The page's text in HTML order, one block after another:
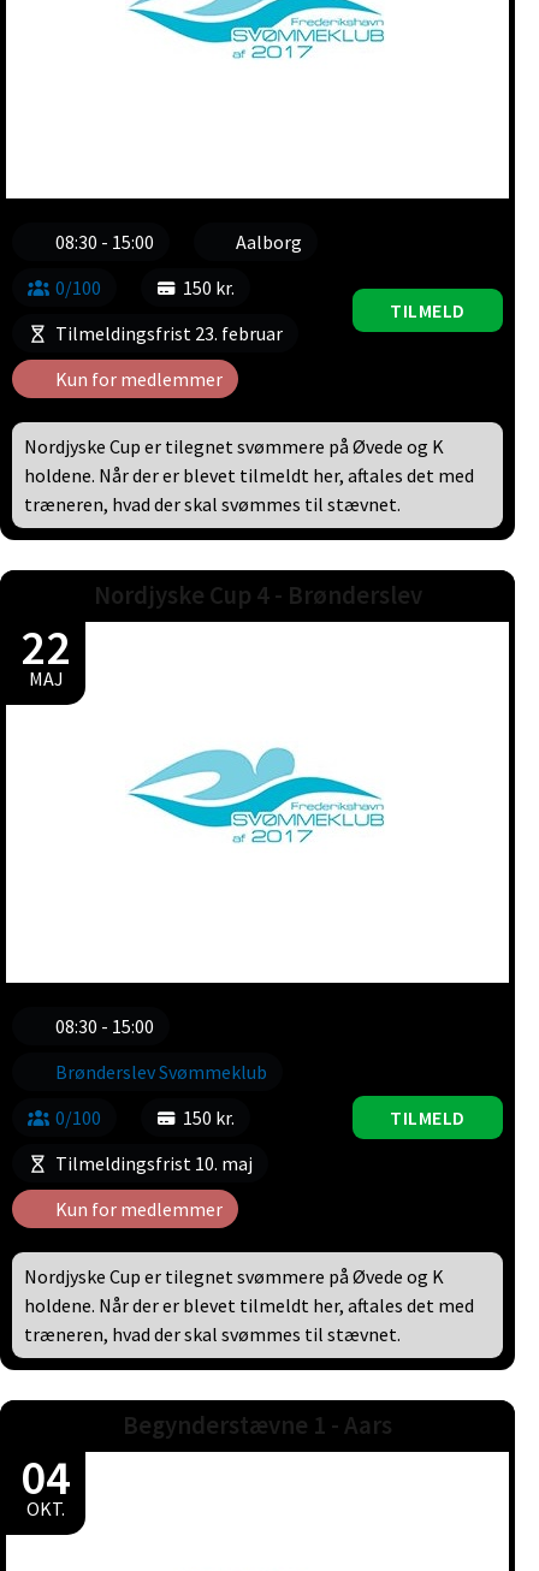
08:30 - 15:00
Aalborg
0/100
150 kr.
Tilmeldingsfrist 23. februar
Kun for medlemmer
TILMELD
Nordjyske Cup er tilegnet svømmere på Øvede og K
holdene. Når der er blevet tilmeldt her, aftales det med
træneren, hvad der skal svømmes til stævnet.
Nordjyske Cup 4 - Brønderslev
22
MAJ
08:30 - 15:00
Brønderslev Svømmeklub
0/100
150 kr.
Tilmeldingsfrist 10. maj
Kun for medlemmer
TILMELD
Nordjyske Cup er tilegnet svømmere på Øvede og K
holdene. Når der er blevet tilmeldt her, aftales det med
træneren, hvad der skal svømmes til stævnet.
Begynderstævne 1 - Aars
04
OKT.